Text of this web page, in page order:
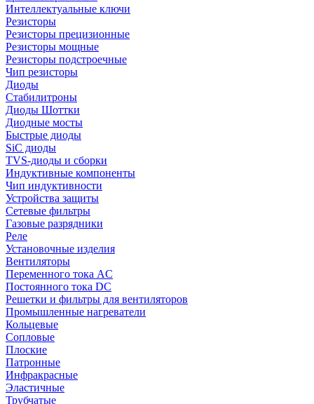
Интеллектуальные ключи
Резисторы
Резисторы прецизионные
Резисторы мощные
Резисторы подстроечные
Чип резисторы
Диоды
Стабилитроны
Диоды Шоттки
Диодные мосты
Быстрые диоды
SiC диоды
TVS-диоды и сборки
Индуктивные компоненты
Чип индуктивности
Устройства защиты
Сетевые фильтры
Газовые разрядники
Реле
Установочные изделия
Вентиляторы
Переменного тока AC
Постоянного тока DC
Решетки и фильтры для вентиляторов
Промышленные нагреватели
Кольцевые
Сопловые
Плоские
Патронные
Инфракрасные
Эластичные
Трубчатые